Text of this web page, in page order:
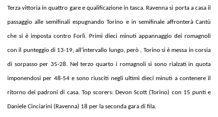
Terza vittoria in quattro gare e qualificazione in tasca. Ravenna si porta a casa il
passaggio alle semifinali espugnando Torino e in semifinale affronterà Cantù
che si è imposta contro Forlì. Primi dieci minuti appannaggio dei romagnoli
con il punteggio di 13-19, all’intervallo lungo, però , Torino si è messa in corsia
di sorpasso per 35-28. Nel terzo quarto i romagnoli si sono rialzati in quota
imponendosi per 48-54 e sono riusciti negli ultimi dieci minuti a contenere il
ritorno dei padroni di casa. Top scorers: Devon Scott (Torino) con 15 punti e
Daniele Cinciarini (Ravenna) 18 per la seconda gara di fila.